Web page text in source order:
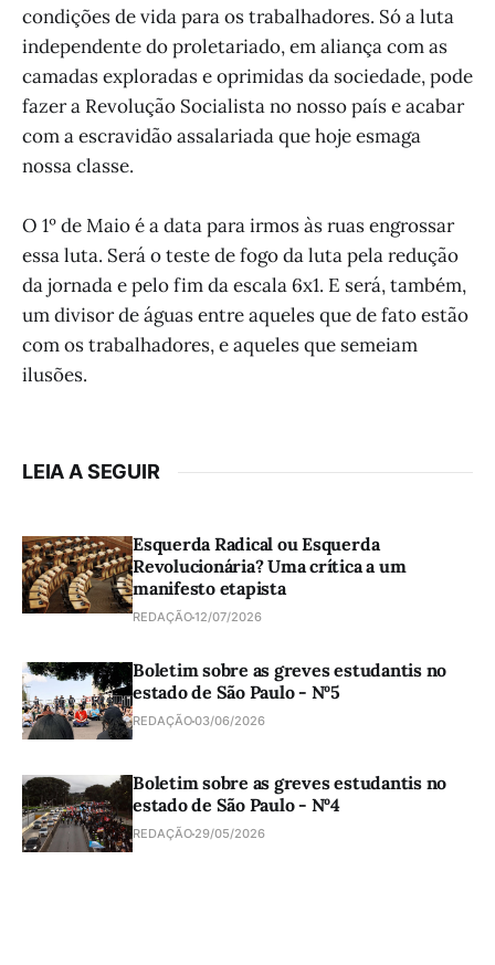
condições de vida para os trabalhadores. Só a luta
independente do proletariado, em aliança com as
camadas exploradas e oprimidas da sociedade, pode
fazer a Revolução Socialista no nosso país e acabar
com a escravidão assalariada que hoje esmaga
nossa classe.
O 1º de Maio é a data para irmos às ruas engrossar
essa luta. Será o teste de fogo da luta pela redução
da jornada e pelo fim da escala 6x1. E será, também,
um divisor de águas entre aqueles que de fato estão
com os trabalhadores, e aqueles que semeiam
ilusões.
LEIA A SEGUIR
Esquerda Radical ou Esquerda
Revolucionária? Uma crítica a um
manifesto etapista
REDAÇÃO12/07/2026
Boletim sobre as greves estudantis no
estado de São Paulo - Nº5
REDAÇÃO03/06/2026
Boletim sobre as greves estudantis no
estado de São Paulo - Nº4
REDAÇÃO 29/05/2026